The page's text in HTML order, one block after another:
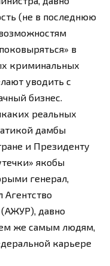
(не в последнюю
в
криминальных
уводить с
бизнес.
реальных
дамбы
и Президенту
якобы
генерал,
давно
же самым людям,
карьере